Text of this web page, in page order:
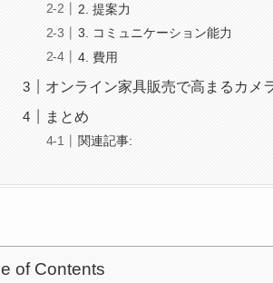
2. 提案力
3. コミュニケーション能力
4. 費用
オンライン家具販売で高まるカメ
まとめ
関連記事:
of Contents